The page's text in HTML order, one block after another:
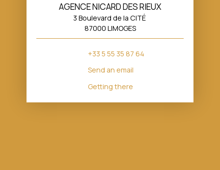
AGENCE NICARD DES RIEUX
3 Boulevard de la CITÉ
87000 LIMOGES
+33 5 55 35 87 64
Send an email
Getting there